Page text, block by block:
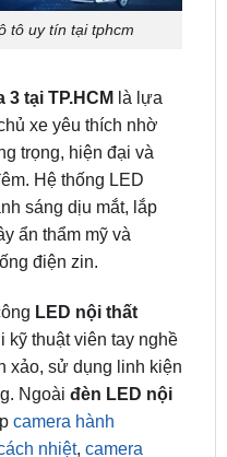
3 tại TP.HCMlà lựa
trọng, hiện đại và
Hệ thống LED
sáng dịu mắt, lắp
ẩn thẩm mỹ và
điện zin.
LED nội thất
xảo, sử dụng linh kiện
Ngoàiđèn LED nội
camera hành
nhiệt,camera
và đẳng cấp